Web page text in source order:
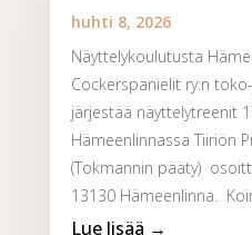
huhti 8, 2026
Näyttelykoulutusta
Cockerspanielit ry:n
järjestää näyttelytreenit
Hämeenlinnassa Tiiriön
(Tokmannin pääty)
13130 Hämeenlinna.